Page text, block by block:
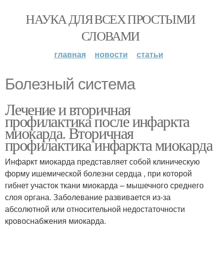
НАУКА ДЛЯ ВСЕХ ПРОСТЫМИ
СЛОВАМИ
главная новости статьи
Болезный система
Лечение и вторичная
профилактика после инфаркта
миокарда. Вторичная
профилактика инфаркта миокарда
Инфаркт миокарда представляет собой клиническую
форму ишемической болезни сердца , при которой
гибнет участок ткани миокарда – мышечного среднего
слоя органа. Заболевание развивается из-за
абсолютной или относительной недостаточности
кровоснабжения миокарда.